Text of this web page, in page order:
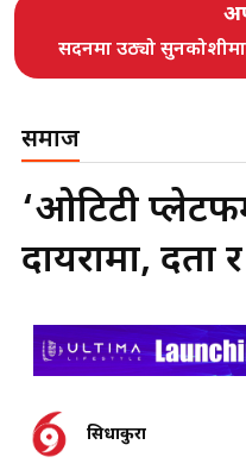
सदनमा उठ्यो
समाज
‘ओटिटी
दायरामा,
सिधाकुरा